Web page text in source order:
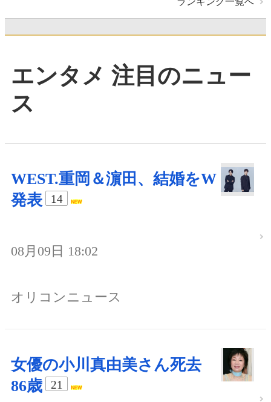
エンタメ 注目のニュー
ス
WEST.重岡＆濵田、結婚をW
発表
14
08月09日 18:02
オリコンニュース
女優の小川真由美さん死去
86歳
21